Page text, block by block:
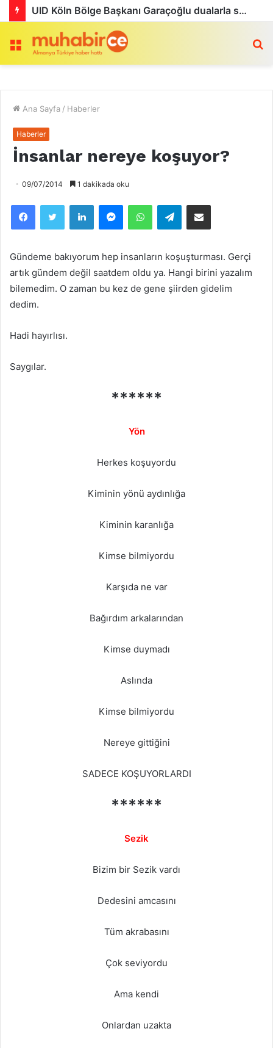
Menü
Ana Sayfa / Haberler
Haberler
İnsanlar nereye koşuyor?
09/07/2014 1 dakikada oku
Telegram
Gündeme bakıyorum hep insanların koşuşturması. Gerçi
artık gündem değil saatdem oldu ya. Hangi birini yazalım
bilemedim. O zaman bu kez de gene şiirden gidelim
dedim.
Hadi hayırlısı.
Saygılar.
******
Yön
Herkes koşuyordu
Kiminin yönü aydınlığa
Kiminin karanlığa
Kimse bilmiyordu
Karşıda ne var
Bağırdım arkalarından
Kimse duymadı
Aslında
Kimse bilmiyordu
Nereye gittiğini
SADECE KOŞUYORLARDI
******
Sezik
Bizim bir Sezik vardı
Dedesini amcasını
Tüm akrabasını
Çok seviyordu
Ama kendi
Onlardan uzakta